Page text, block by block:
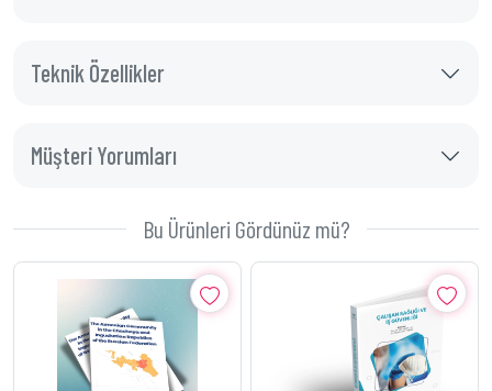
Teknik Özellikler
Müşteri Yorumları
Bu Ürünleri Gördünüz mü?